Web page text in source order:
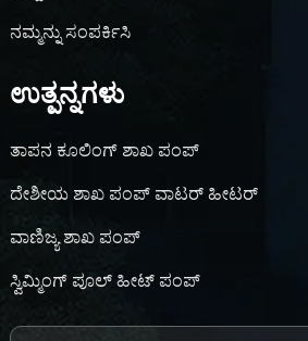
ನಮ್ಮನ್ನು ಸಂಪರ್ಕಿಸಿ
ಉತ್ಪನ್ನಗಳು
ತಾಪನ ಕೂಲಿಂಗ್ ಶಾಖ ಪಂಪ್
ದೇಶೀಯ ಶಾಖ ಪಂಪ್ ವಾಟರ್ ಹೀಟರ್
ವಾಣಿಜ್ಯ ಶಾಖ ಪಂಪ್
ಸ್ವಿಮ್ಮಿಂಗ್ ಪೂಲ್ ಹೀಟ್ ಪಂಪ್